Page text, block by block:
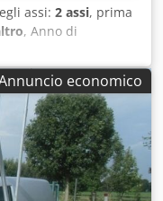
assi: 2 assi, prima
, Anno di
= Note = Jansky,
= Ulteriori
18.000 kg
aziendali = Dati
IBAN:
RABONL2U -
prima della
economico